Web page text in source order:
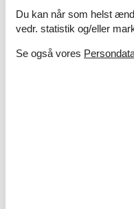
Du kan når som helst
vedr. statistik og/eller
Se også vores